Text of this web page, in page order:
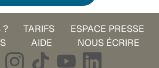
? TARIFS
ESPACE PRESSE
AIDE NOUS ÉCRIRE